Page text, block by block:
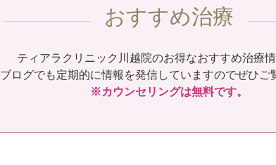
おすすめ治療
ティアラクリニック川越院のお得なおすすめ治療情
ブログでも定期的に情報を発信していますのでぜひご
※カウンセリングは無料です。